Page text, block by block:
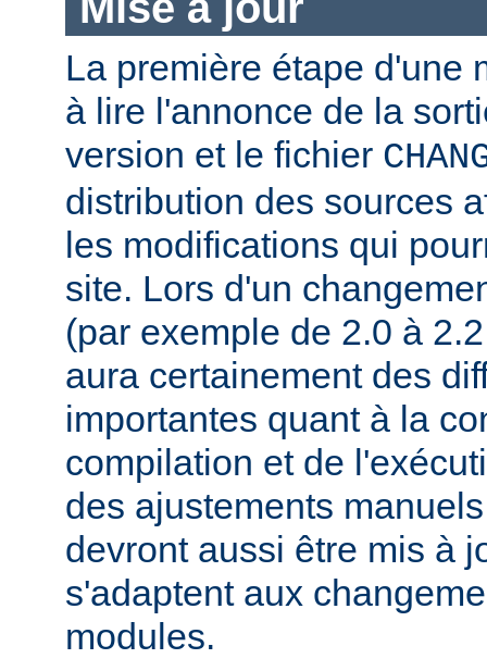
La première étape d'une
à lire l'annonce de la
version et le fichier
distribution des sources
les modifications qui
site. Lors d'un
(par exemple de 2.0 à
aura certainement des
importantes quant à la
compilation et de
des ajustements
devront aussi être mis à
s'adaptent aux
modules.